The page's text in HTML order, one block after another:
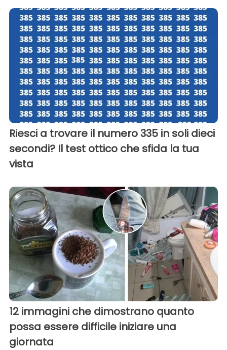
Riesci a trovare il numero 335 in soli dieci
secondi? Il test ottico che sfida la tua
vista
12 immagini che dimostrano quanto
possa essere difficile iniziare una
giornata